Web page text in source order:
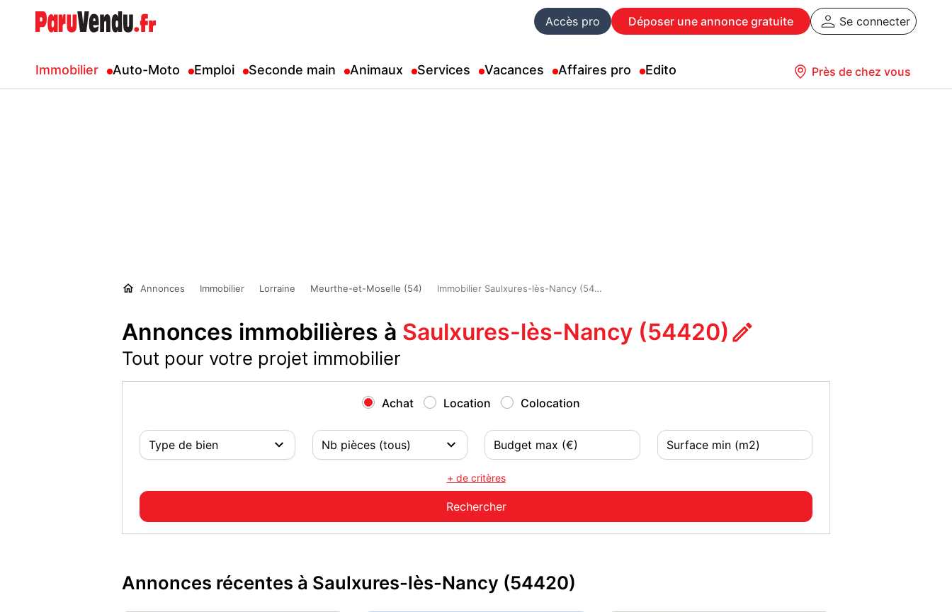
Accès pro Déposer une annonce gratuite Se connecter
Immobilier Auto-Moto Emploi Seconde main Animaux Services Vacances Affaires pro Edito Près de chez vous
Annonces Immobilier Lorraine Meurthe-et-Moselle (54) Immobilier Saulxures-lès-Nancy (54420)
Annonces immobilières à Saulxures-lès-Nancy (54420)
Tout pour votre projet immobilier
Achat Location Colocation
+ de critères
Annonces récentes à Saulxures-lès-Nancy (54420)